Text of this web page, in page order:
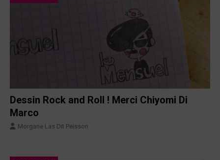
Dessin Rock and Roll ! Merci Chiyomi Di
Marco
Morgane Las Dit Peisson